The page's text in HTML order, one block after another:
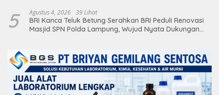
5 Agustus 4, 2026 39 Lihat
BRI Kanca Teluk Betung Serahkan BRI Peduli Renovasi
Masjid SPN Polda Lampung, Wujud Nyata Dukungan